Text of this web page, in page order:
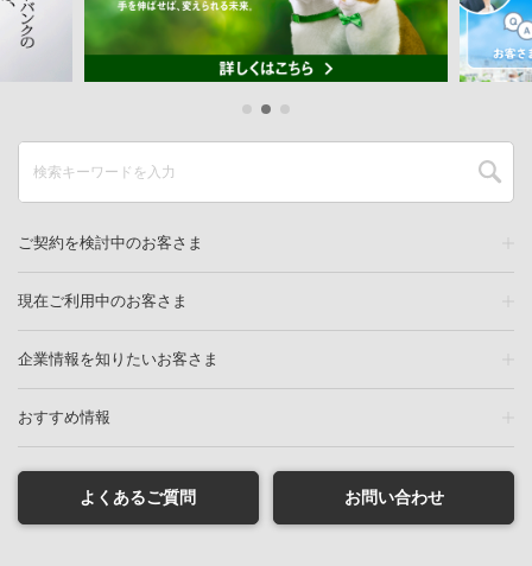
ご契約を検討中のお客さま
現在ご利用中のお客さま
企業情報を知りたいお客さま
おすすめ情報
よくあるご質問 お問い合わせ